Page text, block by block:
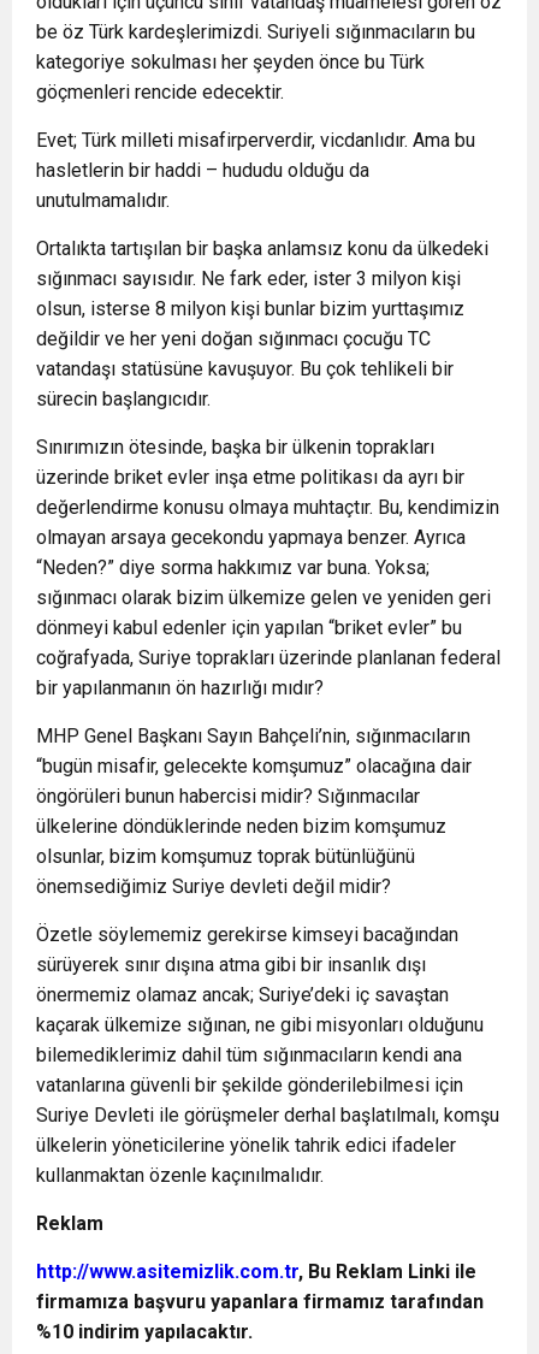
be öz Türk kardeşlerimizdi. Suriyeli sığınmacıların bu
kategoriye sokulması her şeyden önce bu Türk
göçmenleri rencide edecektir.
Evet; Türk milleti misafirperverdir, vicdanlıdır. Ama bu
hasletlerin bir haddi – hududu olduğu da
unutulmamalıdır.
Ortalıkta tartışılan bir başka anlamsız konu da ülkedeki
sığınmacı sayısıdır. Ne fark eder, ister 3 milyon kişi
olsun, isterse 8 milyon kişi bunlar bizim yurttaşımız
değildir ve her yeni doğan sığınmacı çocuğu TC
vatandaşı statüsüne kavuşuyor. Bu çok tehlikeli bir
sürecin başlangıcıdır.
Sınırımızın ötesinde, başka bir ülkenin toprakları
üzerinde briket evler inşa etme politikası da ayrı bir
değerlendirme konusu olmaya muhtaçtır. Bu, kendimizin
olmayan arsaya gecekondu yapmaya benzer. Ayrıca
“Neden?” diye sorma hakkımız var buna. Yoksa;
sığınmacı olarak bizim ülkemize gelen ve yeniden geri
dönmeyi kabul edenler için yapılan “briket evler” bu
coğrafyada, Suriye toprakları üzerinde planlanan federal
bir yapılanmanın ön hazırlığı mıdır?
MHP Genel Başkanı Sayın Bahçeli’nin, sığınmacıların
“bugün misafir, gelecekte komşumuz” olacağına dair
öngörüleri bunun habercisi midir? Sığınmacılar
ülkelerine döndüklerinde neden bizim komşumuz
olsunlar, bizim komşumuz toprak bütünlüğünü
önemsediğimiz Suriye devleti değil midir?
Özetle söylememiz gerekirse kimseyi bacağından
sürüyerek sınır dışına atma gibi bir insanlık dışı
önermemiz olamaz ancak; Suriye’deki iç savaştan
kaçarak ülkemize sığınan, ne gibi misyonları olduğunu
bilemediklerimiz dahil tüm sığınmacıların kendi ana
vatanlarına güvenli bir şekilde gönderilebilmesi için
Suriye Devleti ile görüşmeler derhal başlatılmalı, komşu
ülkelerin yöneticilerine yönelik tahrik edici ifadeler
kullanmaktan özenle kaçınılmalıdır.
Reklam
http://www.asitemizlik.com.tr, Bu Reklam Linki ile
firmamıza başvuru yapanlara firmamız tarafından
%10 indirim yapılacaktır.